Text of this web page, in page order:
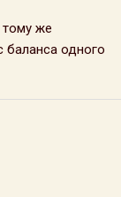
тому же
баланса одного